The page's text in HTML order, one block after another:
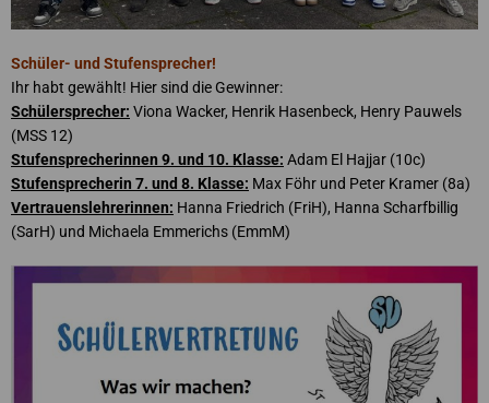
Schüler- und Stufensprecher!
Ihr habt gewählt! Hier sind die Gewinner:
Schülersprecher: Viona Wacker, Henrik Hasenbeck, Henry Pauwels
(MSS 12)
Stufensprecherinnen 9. und 10. Klasse: Adam El Hajjar (10c)
Stufensprecherin 7. und 8. Klasse: Max Föhr und Peter Kramer (8a)
Vertrauenslehrerinnen: Hanna Friedrich (FriH), Hanna Scharfbillig
(SarH) und Michaela Emmerichs (EmmM)